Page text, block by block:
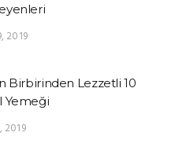
2019
Birbirinden Lezzetli 10
Yemeği
2019